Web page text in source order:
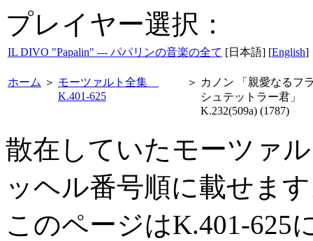
プレイヤー選択：
IL DIVO "Papalin" --- パパリンの音楽の全て [日本語] [English]
ホーム ＞ モーツァルト全集
K.401-625
＞ カノン 「親愛なるフ
シュテットラー君」
K.232(509a) (1787)
散在していたモーツァ
ッヘル番号順に載せま
このページはK.401-625